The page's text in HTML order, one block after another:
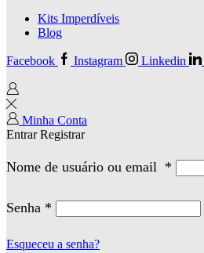
Kits Imperdíveis
Blog
Facebook Instagram Linkedin
Minha Conta
EntrarRegistrar
Nome de usuário ou email *
Senha *
Esqueceu a senha?